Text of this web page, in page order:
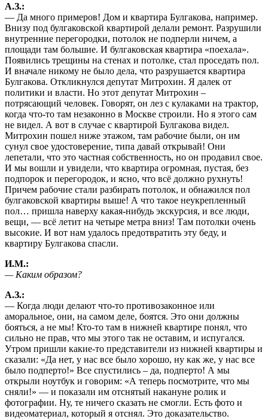
А.З.:
— Да много примеров! Дом и квартира Булгакова, например.
Внизу под булгаковской квартирой делали ремонт. Разрушили
внутренние перегородки, потолок не подперли ничем, а
площади там большие. И булгаковская квартира «поехала».
Появились трещины на стенах и потолке, стал проседать пол.
И вначале никому не было дела, что разрушается квартира
Булгакова. Откликнулся депутат Митрохин. Я далек от
политики и власти. Но этот депутат Митрохин –
потрясающий человек. Говорят, он лез с кулаками на трактор,
когда что-то там незаконно в Москве строили. Но я этого сам
не видел. А вот в случае с квартирой Булгакова видел.
Митрохин пошел ниже этажом, там рабочие были, он им
сунул свое удостоверение, типа давай открывай! Они
лепетали, что это частная собственность, но он продавил свое.
И мы вошли и увидели, что квартира огромная, пустая, без
подпорок и перегородок, и ясно, что всё должно рухнуть!
Причем рабочие стали разбирать потолок, и обнажился пол
булгаковской квартиры выше! А что такое неукрепленный
пол… пришла наверху какая-нибудь экскурсия, и все люди,
вещи, — всё летит на четыре метра вниз! Там потолки очень
высокие. И вот нам удалось предотвратить эту беду, и
квартиру Булгакова спасли.
И.М.:
— Каким образом?
А.З.:
— Когда люди делают что-то противозаконное или
аморальное, они, на самом деле, боятся. Это они должны
бояться, а не мы! Кто-то там в нижней квартире понял, что
сильно не прав, что мы этого так не оставим, и испугался.
Утром пришли какие-то представители из нижней квартиры и
сказали: «Да нет, у нас все было хорошо, ну как же, у нас все
было подперто!» Все спустились – да, подперто! А мы
открыли ноутбук и говорим: «А теперь посмотрите, что мы
сняли!» — и показали им отснятый накануне ролик и
фотографии. Ну, те ничего сказать не смогли. Есть фото и
видеоматериал, который я отснял. Это доказательство.